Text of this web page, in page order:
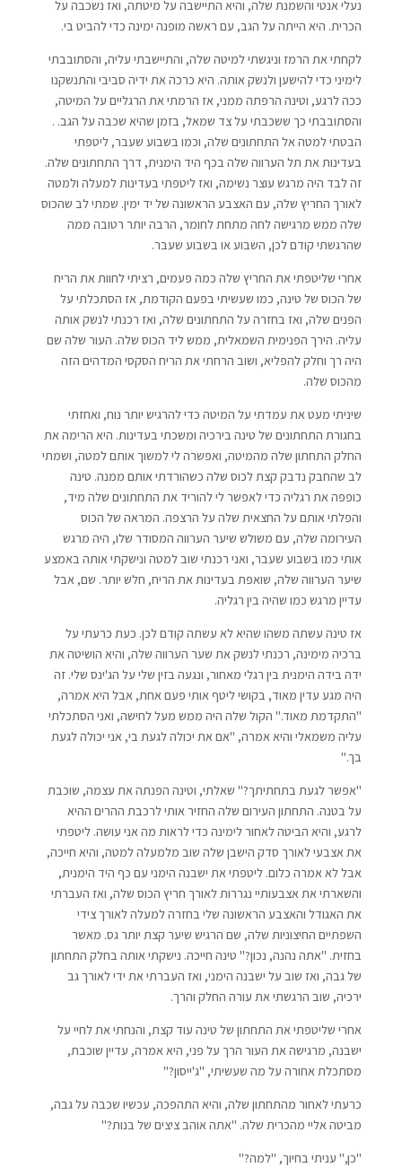
נעלי אנטי והשמנת שלה, והיא התיישבה על מיטתה, ואז נשכבה על
הכרית. היא הייתה על הגב, עם ראשה מופנה ימינה כדי להביט בי.
לקחתי את הרמז וניגשתי למיטה שלה, והתיישבתי עליה, והסתובבתי
לימיני כדי להישען ולנשק אותה. היא כרכה את ידיה סביבי והתנשקנו
ככה לרגע, וטינה הרפתה ממני, אז הרמתי את הרגליים על המיטה,
והסתובבתי כך ששכבתי על צד שמאל, בזמן שהיא שכבה על הגב. .
הבטתי למטה אל התחתונים שלה, וכמו בשבוע שעבר, ליטפתי
בעדינות את תל הערווה שלה בכף היד הימנית, דרך התחתונים שלה.
זה לבד היה מרגש עוצר נשימה, ואז ליטפתי בעדינות למעלה ולמטה
לאורך החריץ שלה, עם האצבע הראשונה של יד ימין. שמתי לב שהכוס
שלה ממש מרגישה לחה מתחת לחומר, הרבה יותר רטובה ממה
שהרגשתי קודם לכן, השבוע או בשבוע שעבר.
אחרי שליטפתי את החריץ שלה כמה פעמים, רציתי לחוות את הריח
של הכוס של טינה, כמו שעשיתי בפעם הקודמת, אז הסתכלתי על
הפנים שלה, ואז בחזרה על התחתונים שלה, ואז רכנתי לנשק אותה
עליה. הירך הפנימית השמאלית, ממש ליד הכוס שלה. העור שלה שם
היה רך וחלק להפליא, ושוב הרחתי את הריח הסקסי המדהים הזה
מהכוס שלה.
שיניתי מעט את עמדתי על המיטה כדי להרגיש יותר נוח, ואחזתי
בחגורת התחתונים של טינה בירכיה ומשכתי בעדינות. היא הרימה את
החלק התחתון שלה מהמיטה, ואפשרה לי למשוך אותם למטה, ושמתי
לב שהחבק נדבק קצת לכוס שלה כשהורדתי אותם ממנה. טינה
כופפה את רגליה כדי לאפשר לי להוריד את התחתונים שלה מיד,
והפלתי אותם על החצאית שלה על הרצפה. המראה של הכוס
העירומה שלה, עם משולש שיער הערווה המסודר שלו, היה מרגש
אותי כמו בשבוע שעבר, ואני רכנתי שוב למטה ונישקתי אותה באמצע
שיער הערווה שלה, שואפת בעדינות את הריח, חלש יותר. שם, אבל
עדיין מרגש כמו שהיה בין רגליה.
אז טינה עשתה משהו שהיא לא עשתה קודם לכן. כעת כרעתי על
ברכיה מימינה, רכנתי לנשק את שער הערווה שלה, והיא הושיטה את
ידה בידה הימנית בין רגלי מאחור, ונגעה בזין שלי על הג'ינס שלי. זה
היה מגע עדין מאוד, בקושי ליטף אותי פעם אחת, אבל היא אמרה,
"התקדמת מאוד." הקול שלה היה ממש מעל לחישה, ואני הסתכלתי
עליה משמאלי והיא אמרה, "אם את יכולה לגעת בי, אני יכולה לגעת
בך."
"אפשר לגעת בתחתיתך?" שאלתי, וטינה הפנתה את עצמה, שוכבת
על בטנה. התחתון העירום שלה החזיר אותי לרכבת ההרים ההיא
לרגע, והיא הביטה לאחור לימינה כדי לראות מה אני עושה. ליטפתי
את אצבעי לאורך סדק הישבן שלה שוב מלמעלה למטה, והיא חייכה,
אבל לא אמרה כלום. ליטפתי את ישבנה הימני עם כף היד הימנית,
והשארתי את אצבעותיי נגררות לאורך חריץ הכוס שלה, ואז העברתי
את האגודל והאצבע הראשונה שלי בחזרה למעלה לאורך צידי
השפתיים החיצוניות שלה, שם הרגיש שיער קצת יותר גס. מאשר
בחזית. "אתה נהנה, נכון?" טינה חייכה. נישקתי אותה בחלק התחתון
של גבה, ואז שוב על ישבנה הימני, ואז העברתי את ידי לאורך גב
ירכיה, שוב הרגשתי את עורה החלק והרך.
אחרי שליטפתי את התחתון של טינה עוד קצת, והנחתי את לחיי על
ישבנה, מרגישה את העור הרך על פני, היא אמרה, עדיין שוכבת,
מסתכלת אחורה על מה שעשיתי, "ג'ייסון?"
כרעתי לאחור מהתחתון שלה, והיא התהפכה, עכשיו שכבה על גבה,
מביטה אליי מהכרית שלה. "אתה אוהב ציצים של בנות?"
"כן," עניתי בחיוך, "למה?"